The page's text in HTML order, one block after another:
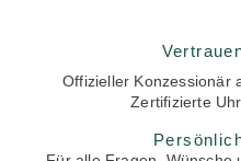
Offizieller Konzessionär
Zertifizierte